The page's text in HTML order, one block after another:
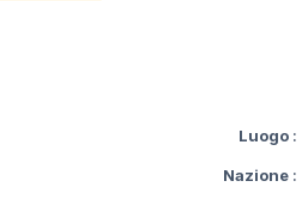
Luogo :
Nazione :